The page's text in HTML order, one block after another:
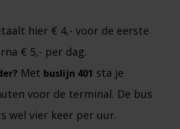
hier € 4,- voor de eerste
€ 5,- per dag.
Met buslijn 401 sta je
voor de terminal. De bus
wel vier keer per uur.